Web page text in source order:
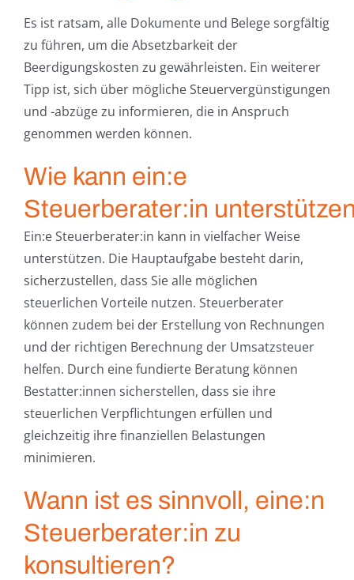
Es ist ratsam, alle Dokumente und Belege sorgfältig
zu führen, um die Absetzbarkeit der
Beerdigungskosten zu gewährleisten. Ein weiterer
Tipp ist, sich über mögliche Steuervergünstigungen
und -abzüge zu informieren, die in Anspruch
genommen werden können.
Wie kann ein:e
Steuerberater:in
Ein:e Steuerberater:in kann in vielfacher Weise
unterstützen. Die Hauptaufgabe besteht darin,
sicherzustellen, dass Sie alle möglichen
steuerlichen Vorteile nutzen. Steuerberater
können zudem bei der Erstellung von Rechnungen
und der richtigen Berechnung der Umsatzsteuer
helfen. Durch eine fundierte Beratung können
Bestatter:innen sicherstellen, dass sie ihre
steuerlichen Verpflichtungen erfüllen und
gleichzeitig ihre finanziellen Belastungen
minimieren.
Wann ist es sinnvoll, eine:n
Steuerberater:in zu
konsultieren?